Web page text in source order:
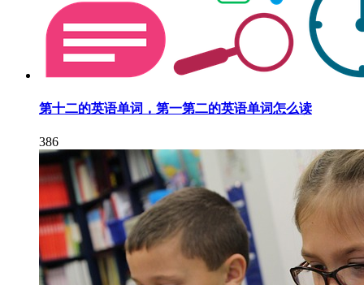
第十二的英语单词，第一第二的英语单词怎么读
386